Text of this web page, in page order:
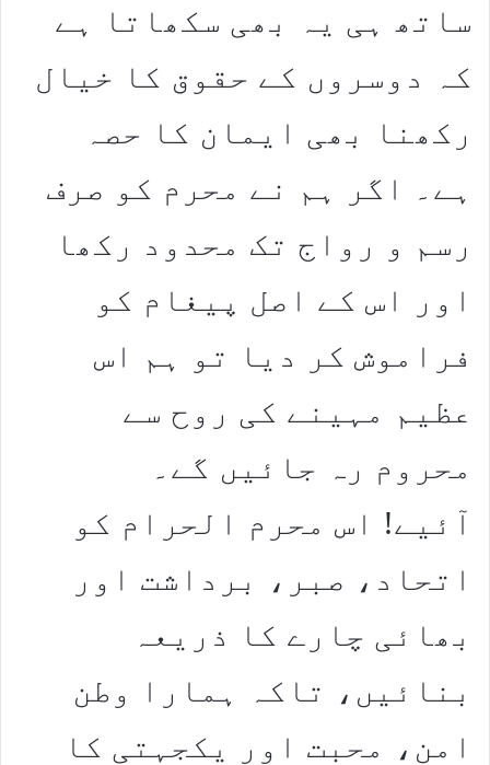
ساتھ ہی یہ بھی سکھاتا ہے
کہ دوسروں کے حقوق کا خیال
رکھنا بھی ایمان کا حصہ
ہے۔ اگر ہم نے محرم کو صرف
رسم و رواج تک محدود رکھا
اور اس کے اصل پیغام کو
فراموش کر دیا تو ہم اس
عظیم مہینے کی روح سے
محروم رہ جائیں گے۔
آئیے! اس محرم الحرام کو
اتحاد، صبر، برداشت اور
بھائی چارے کا ذریعہ
بنائیں، تاکہ ہمارا وطن
امن، محبت اور یکجہتی کا